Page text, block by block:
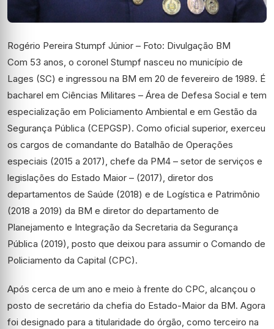
Rogério Pereira Stumpf Júnior – Foto: Divulgação BM
Com 53 anos, o coronel Stumpf nasceu no município de
Lages (SC) e ingressou na BM em 20 de fevereiro de 1989. É
bacharel em Ciências Militares – Área de Defesa Social e tem
especialização em Policiamento Ambiental e em Gestão da
Segurança Pública (CEPGSP). Como oficial superior, exerceu
os cargos de comandante do Batalhão de Operações
especiais (2015 a 2017), chefe da PM4 – setor de serviços e
legislações do Estado Maior – (2017), diretor dos
departamentos de Saúde (2018) e de Logística e Patrimônio
(2018 a 2019) da BM e diretor do departamento de
Planejamento e Integração da Secretaria da Segurança
Pública (2019), posto que deixou para assumir o Comando de
Policiamento da Capital (CPC).
Após cerca de um ano e meio à frente do CPC, alcançou o
posto de secretário da chefia do Estado-Maior da BM. Agora
foi designado para a titularidade do órgão, como terceiro na